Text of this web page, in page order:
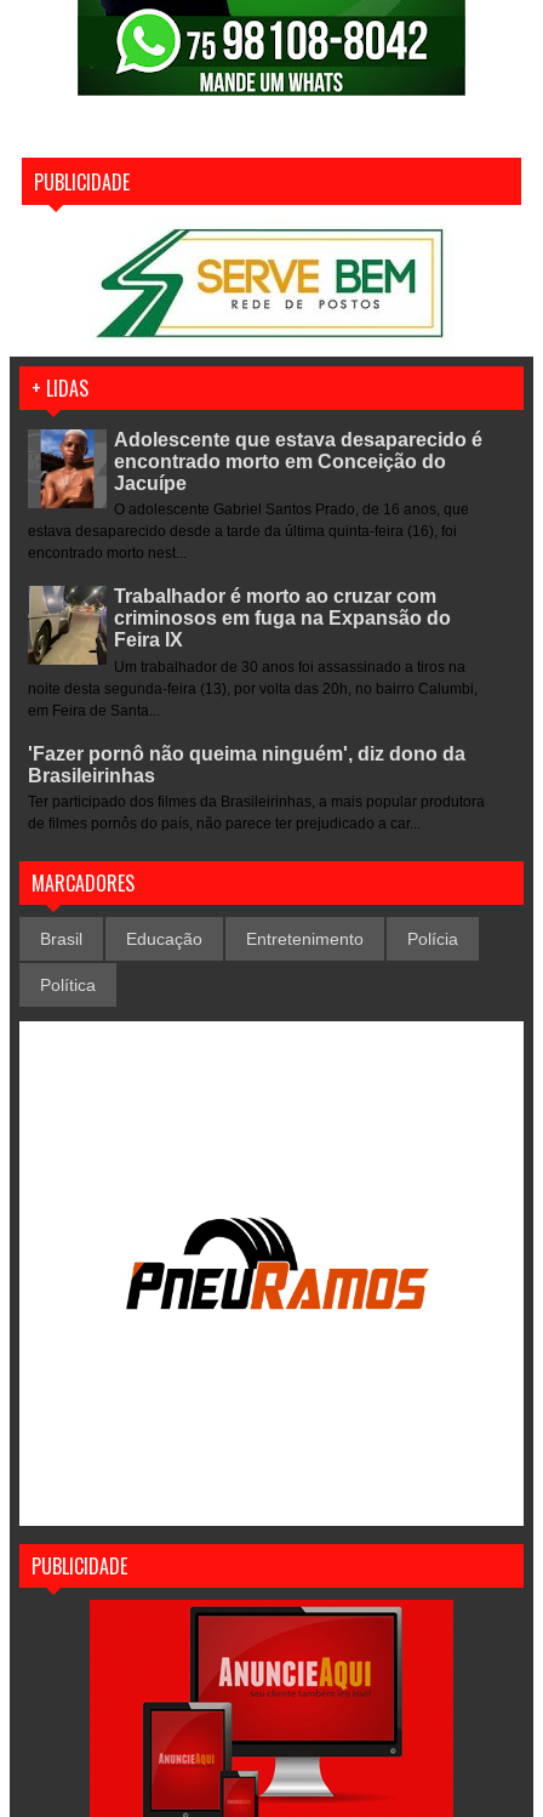
PUBLICIDADE
+ LIDAS
Adolescente que estava desaparecido é
encontrado morto em Conceição do
Jacuípe
O adolescente Gabriel Santos Prado, de 16 anos, que
estava desaparecido desde a tarde da última quinta-feira (16), foi
encontrado morto nest...
Trabalhador é morto ao cruzar com
criminosos em fuga na Expansão do
Feira IX
Um trabalhador de 30 anos foi assassinado a tiros na
noite desta segunda-feira (13), por volta das 20h, no bairro Calumbi,
em Feira de Santa...
'Fazer pornô não queima ninguém', diz dono da
Brasileirinhas
Ter participado dos filmes da Brasileirinhas, a mais popular produtora
de filmes pornôs do país, não parece ter prejudicado a car...
MARCADORES
Brasil Educação Entretenimento Polícia
Política
PUBLICIDADE